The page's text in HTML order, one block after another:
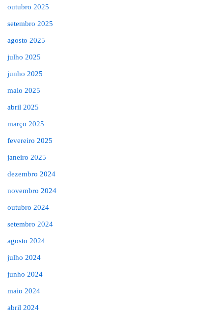
outubro 2025
setembro 2025
agosto 2025
julho 2025
junho 2025
maio 2025
abril 2025
março 2025
fevereiro 2025
janeiro 2025
dezembro 2024
novembro 2024
outubro 2024
setembro 2024
agosto 2024
julho 2024
junho 2024
maio 2024
abril 2024